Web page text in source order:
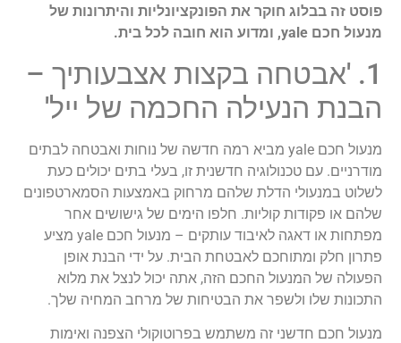
פוסט זה בבלוג חוקר את הפונקציונליות והיתרונות של
מנעול חכם yale, ומדוע הוא חובה לכל בית.
1. 'אבטחה בקצות אצבעותיך –
הבנת הנעילה החכמה של ייל'
מנעול חכם yale מביא רמה חדשה של נוחות ואבטחה לבתים
מודרניים. עם טכנולוגיה חדשנית זו, בעלי בתים יכולים כעת
לשלוט במנעולי הדלת שלהם מרחוק באמצעות הסמארטפונים
שלהם או פקודות קוליות. חלפו הימים של גישושים אחר
מפתחות או דאגה לאיבוד עותקים – מנעול חכם yale מציע
פתרון חלק ומתוחכם לאבטחת הבית. על ידי הבנת אופן
הפעולה של המנעול החכם הזה, אתה יכול לנצל את מלוא
התכונות שלו ולשפר את הבטיחות של מרחב המחיה שלך.
מנעול חכם חדשני זה משתמש בפרוטוקולי הצפנה ואימות